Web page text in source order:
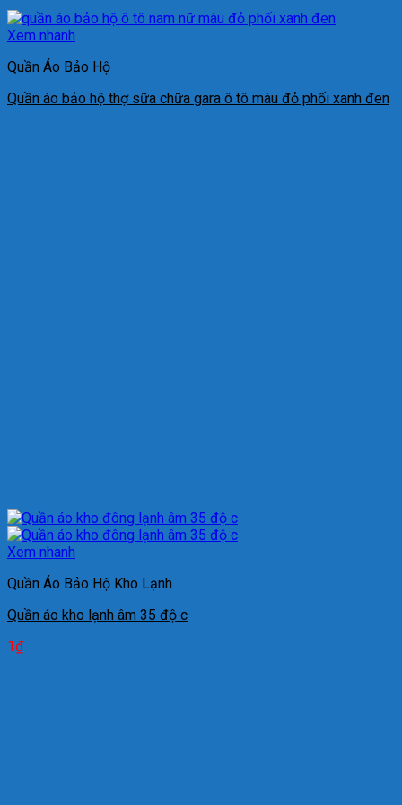
Xem nhanh
Quần Áo Bảo Hộ
Quần áo bảo hộ thợ sữa chữa gara ô tô màu đỏ phối xanh đen
Xem nhanh
Quần Áo Bảo Hộ Kho Lạnh
Quần áo kho lạnh âm 35 độ c
1₫